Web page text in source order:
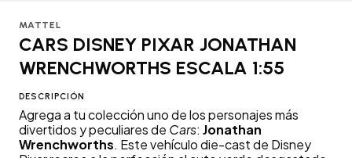
MATTEL
CARS DISNEY PIXAR JONATHAN
WRENCHWORTHS ESCALA 1:55
DESCRIPCIÓN
Agrega a tu colección uno de los personajes más
divertidos y peculiares de Cars: Jonathan
Wrenchworths. Este vehículo die-cast de Disney